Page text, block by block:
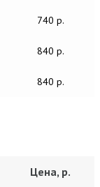
740 р.
840 р.
840 р.
Цена, р.